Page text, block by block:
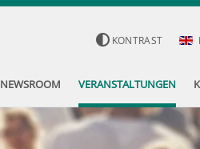
KONTRAST
NEWSROOM VERANSTALTUNGEN